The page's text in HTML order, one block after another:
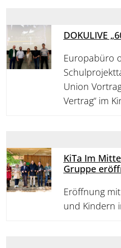
DOKULIVE
Europabüro
Union
Vertrag“ im
KiTa Im
Gruppe
Eröffnung
und Kindern